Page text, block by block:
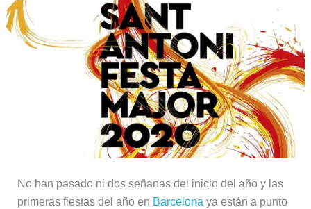
No han pasado ni dos señanas del inicio del año y las
primeras fiestas del año en Barcelona ya están a punto